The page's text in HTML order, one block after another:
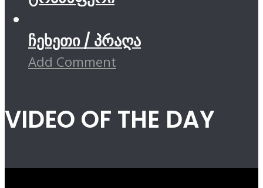
ჩეხეთი / პრაღა
Add Comment
VIDEO OF THE DAY